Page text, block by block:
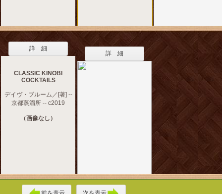
詳 細
CLASSIC KINOBI
COCKTAILS
デイヴ・ブルーム／[著] --
京都蒸溜所 -- c2019
（画像なし）
詳 細